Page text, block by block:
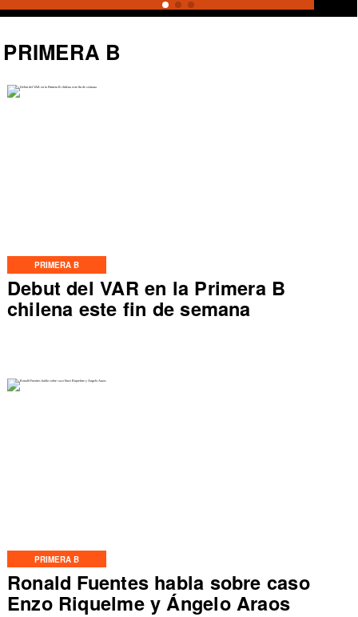
PRIMERA B
Debut del VAR en la Primera B
chilena este fin de semana
PRIMERA B
Ronald Fuentes habla sobre caso
Enzo Riquelme y Ángelo Araos
PRIMERA B